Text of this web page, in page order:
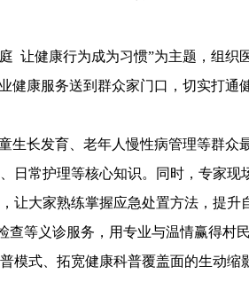
让健康行为成为习惯”为主题，组织
健康服务送到群众家门口，切实打通
生长发育、老年人慢性病管理等群众
日常护理等核心知识。同时，专家现
让大家熟练掌握应急处置方法，提升
等义诊服务，用专业与温情赢得村民
模式、拓宽健康科普覆盖面的生动缩